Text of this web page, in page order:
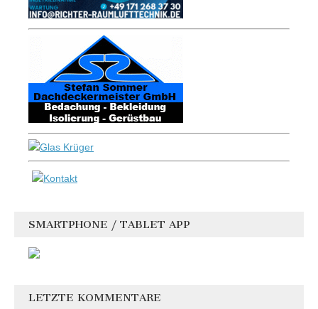
SMARTPHONE / TABLET APP
LETZTE KOMMENTARE